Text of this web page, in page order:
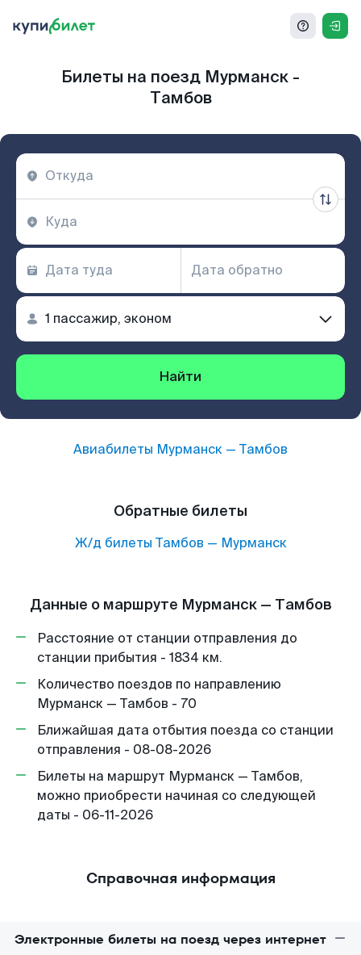
Билеты на поезд Мурманск -
Тамбов
Найти
Авиабилеты Мурманск — Тамбов
Обратные билеты
Ж/д билеты Тамбов — Мурманск
Данные о маршруте Мурманск — Тамбов
Расстояние от станции отправления до
станции прибытия - 1834 км.
Количество поездов по направлению
Мурманск — Тамбов - 70
Ближайшая дата отбытия поезда со станции
отправления - 08-08-2026
Билеты на маршрут Мурманск — Тамбов,
можно приобрести начиная со следующей
даты - 06-11-2026
Справочная информация
Электронные билеты на поезд через интернет